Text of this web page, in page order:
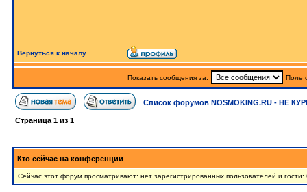
Вернуться к началу
Показать сообщения за: Поле
Список форумов NOSMOKING.RU - НЕ
Страница 1 из 1
Кто сейчас на конференции
Сейчас этот форум просматривают: нет зарегистрированных пользователей и гости: